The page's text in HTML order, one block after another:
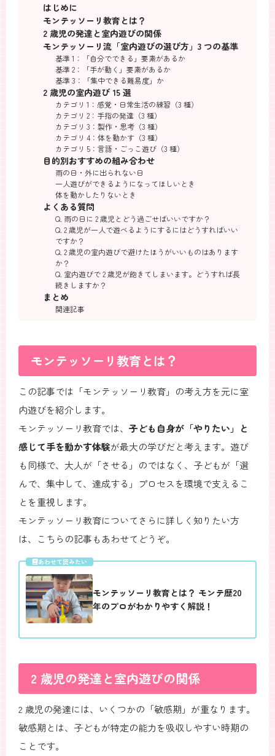
はじめに
モンテッソーリ教育とは？
2 歳児の発達と室内遊びの関係
モンテッソーリ流「室内遊びの選び方」3 つの基準
基準 1：「自分でできる」要素があるか
基準 2：「手が動く」要素があるか
基準 3：「集中できる難易度」か
2 歳児の室内遊び 15 選
カテゴリ 1：感覚・日常生活の練習（3 種）
カテゴリ 2：手指の発達（3 種）
カテゴリ 3：製作・思考（3 種）
カテゴリ 4：体を動かす（3 種）
カテゴリ 5：言語・ごっこ遊び（3 種）
目的別おすすめの組み合わせ
雨の日・外に出られない日
一人遊びができるようになってほしいとき
体を動かしたりないとき
よくある質問
Q. 雨の日に 2 歳児とどう過ごせばいいですか？
Q. 2 歳児が一人で遊べるようにするにはどうすればいい
ですか？
Q. 2 歳児の室内遊びで避けたほうがいいものはあります
か？
Q. 室内遊びで 2 歳児が飽きてしまいます。どうすれば長
続きしますか？
まとめ
関連記事
モンテッソーリ教育とは？
この記事では「モンテッソーリ教育」の考え方を元に室
内遊びを紹介します。
モンテッソーリ教育では、 子ども自身が「やりたい」と
感じて手を動かす体験が最大の学びだと考えます。遊び
も同様で、大人が「させる」のではなく、子どもが「選
んで、集中して、達成する」プロセスを環境で支えるこ
とを重視します。
モンテッソーリ教育についてさらに詳しく知りたい方
は、こちらの記事もあわせてどうぞ。
あわせて読みたい
モンテッソーリ教育とは？ モンテ歴20
年のプロがわかりやすく解説！
2 歳児の発達と室内遊びの関係
2 歳児の発達には、いくつかの「敏感期」が重なります。
敏感期とは、子どもが特定の能力を吸収しやすい時期の
ことです。